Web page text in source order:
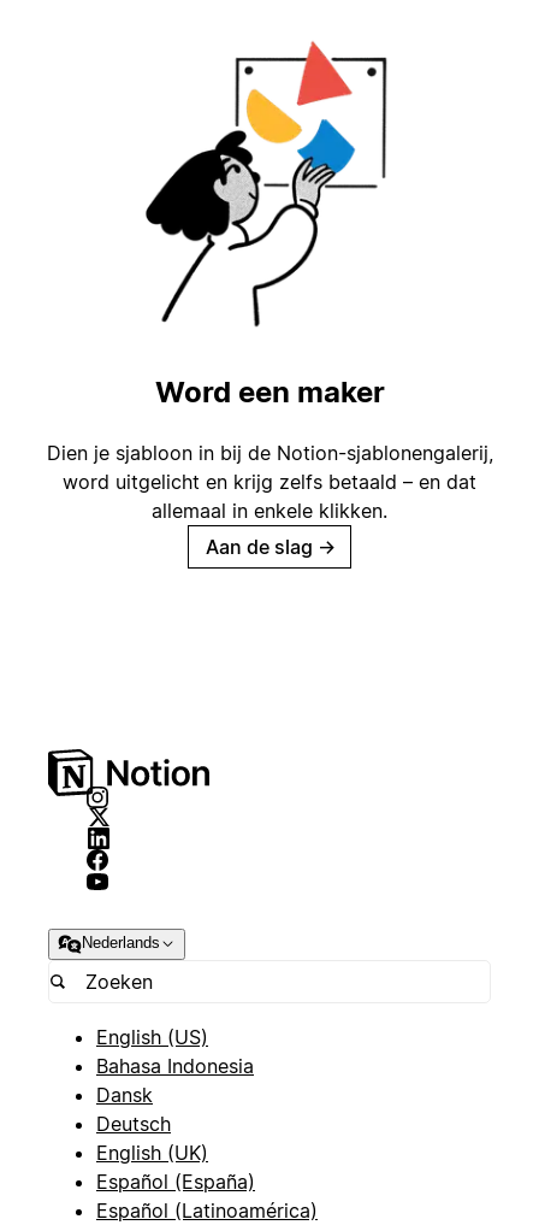
Word een maker
Dien je sjabloon in bij de Notion-sjablonengalerij,
word uitgelicht en krijg zelfs betaald – en dat
allemaal in enkele klikken.
Aan de slag →
Nederlands
English (US)
Bahasa Indonesia
Dansk
Deutsch
English (UK)
Español (España)
Español (Latinoamérica)